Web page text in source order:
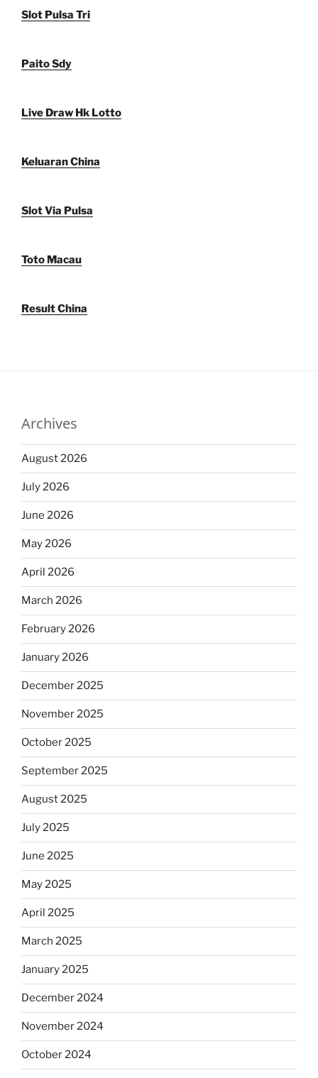
Slot Pulsa Tri
Paito Sdy
Live Draw Hk Lotto
Keluaran China
Slot Via Pulsa
Toto Macau
Result China
Archives
August 2026
July 2026
June 2026
May 2026
April 2026
March 2026
February 2026
January 2026
December 2025
November 2025
October 2025
September 2025
August 2025
July 2025
June 2025
May 2025
April 2025
March 2025
January 2025
December 2024
November 2024
October 2024